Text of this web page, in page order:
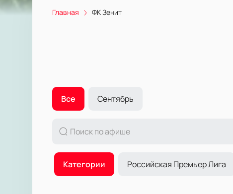
Главная ФК Зенит
Все Сентябрь
Категории Российская Премьер Лига